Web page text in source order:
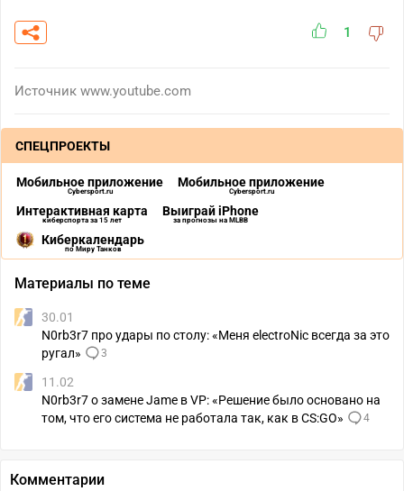
1
Источник www.youtube.com
СПЕЦПРОЕКТЫ
Мобильное приложение
Cybersport.ru
Мобильное приложение
Cybersport.ru
Интерактивная карта
киберспорта за 15 лет
Выиграй iPhone
за прогнозы на MLBB
Киберкалендарь
по Миру Танков
Материалы по теме
30.01
N0rb3r7 про удары по столу: «Меня electroNic всегда за это
ругал»
3
11.02
N0rb3r7 о замене Jame в VP: «Решение было основано на
том, что его система не работала так, как в CS:GO»
4
Комментарии